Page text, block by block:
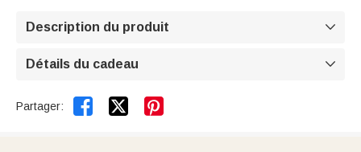
Description du produit 
Détails du cadeau 
Partager:  